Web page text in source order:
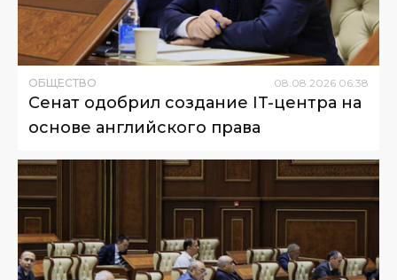
ОБЩЕСТВО 08.08.2026 06:38
Сенат одобрил создание IT-центра на
основе английского права